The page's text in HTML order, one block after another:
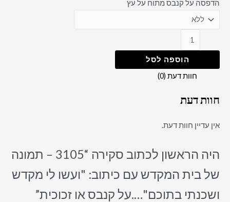
הדפסה על קנבס מתוח על עץ
הוספה לסל
חוות דעת (0)
חוות דעת
אין עדיין חוות דעת.
היה הראשון לכתוב סקירה “3105 – תמונה
של בית המקדש עם כיתוב: "ועשו לי מקדש
ושכנתי בתוכם"….על קנבס או זכוכית”